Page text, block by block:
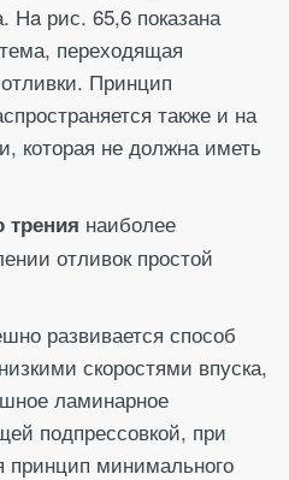
Нa рис. 65,6 показана
переходящая
Принцип
также и на
которая не должна иметь
трения наиболее
отливок простой
развивается способ
скоростями впуска,
ламинарное
подпрессовкой, при
принцип минимального